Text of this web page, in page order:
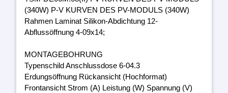
(340W) P-V KURVEN DES PV-MODULS (340W)
Rahmen Laminat Silikon-Abdichtung 12-
Abflussöffnung 4-09x14;
MONTAGEBOHRUNG
Typenschild Anschlussdose 6-04.3
Erdungsöffnung Rückansicht (Hochformat)
Frontansicht Strom (A) Leistung (W) Spannung (V)